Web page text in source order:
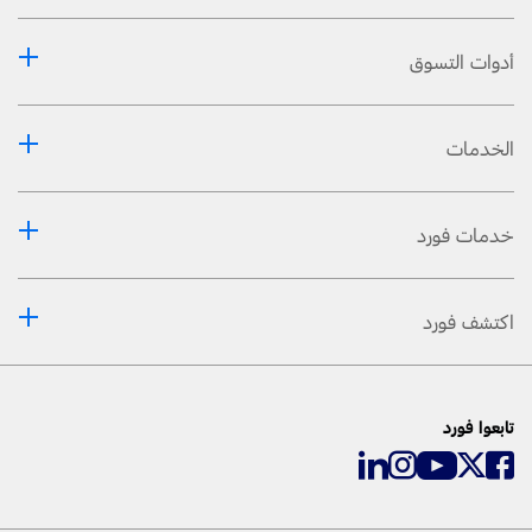
أدوات التسوق
الخدمات
خدمات فورد
اكتشف فورد
تابعوا فورد